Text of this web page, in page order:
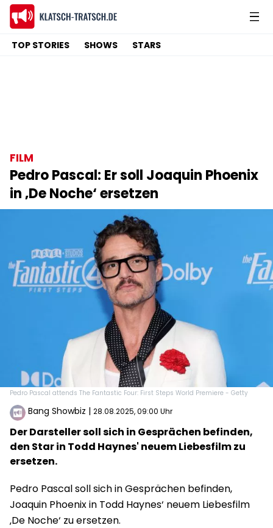
TOP STORIES SHOWS STARS
FILM
Pedro Pascal: Er soll Joaquin Phoenix
in ‚De Noche‘ ersetzen
Pedro Pascal attends The Fantastic Four: First Steps World Premiere - Getty
Bang Showbiz | 28.08.2025, 09:00 Uhr
Der Darsteller soll sich in Gesprächen befinden,
den Star in Todd Haynes' neuem Liebesfilm zu
ersetzen.
Pedro Pascal soll sich in Gesprächen befinden,
Joaquin Phoenix in Todd Haynes‘ neuem Liebesfilm
‚De Noche‘ zu ersetzen.